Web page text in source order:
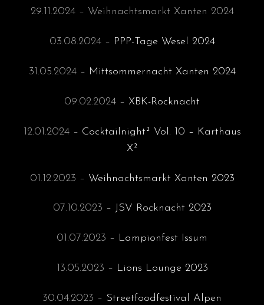
29.11.2024 – Weihnachtsmarkt Xanten 2024
03.08.2024 – PPP-Tage Wesel 2024
31.05.2024 – Mittsommernacht Xanten 2024
09.02.2024 – XBK-Rocknacht
12.01.2024 – Cocktailnight² Vol. 10 – Karthaus
X²
01.12.2023 – Weihnachtsmarkt Xanten 2023
07.10.2023 – JSV Rocknacht 2023
01.07.2023 – Lampionfest Issum
13.05.2023 – Lions Lounge 2023
30.04.2023 – Streetfoodfestival Alpen